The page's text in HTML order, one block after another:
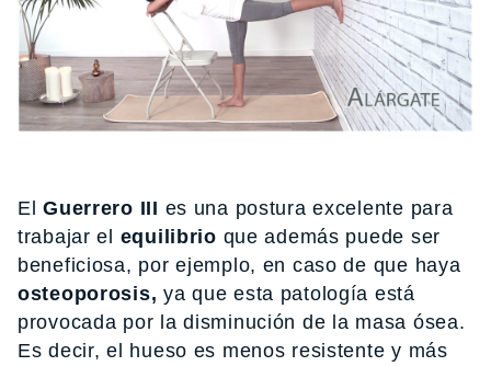
ElGuerrero III es una postura excelente para
trabajar el equilibrio que además puede ser
beneficiosa, por ejemplo, en caso de que haya
osteoporosis, ya que esta patología está
provocada por la disminución de la masa ósea.
Es decir, el hueso es menos resistente y más